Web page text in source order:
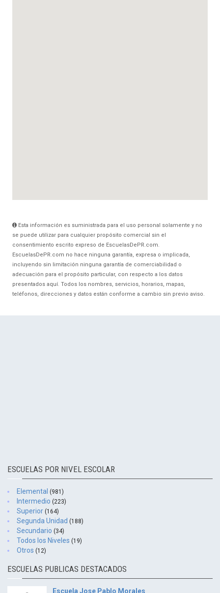
Esta información es suministrada para el uso personal solamente y no
se puede utilizar para cualquier propósito comercial sin el
consentimiento escrito expreso de EscuelasDePR.com.
EscuelasDePR.com no hace ninguna garantía, expresa o implicada,
incluyendo sin limitación ninguna garantía de comerciabilidad o
adecuación para el propósito particular, con respecto a los datos
presentados aquí. Todos los nombres, servicios, horarios, mapas,
teléfonos, direcciones y datos están conforme a cambio sin previo aviso.
ESCUELAS POR NIVEL ESCOLAR
Elemental (981)
Intermedio (223)
Superior (164)
Segunda Unidad (188)
Secundario (34)
Todos los Niveles (19)
Otros (12)
ESCUELAS PUBLICAS DESTACADOS
Escuela Jose Pablo Morales